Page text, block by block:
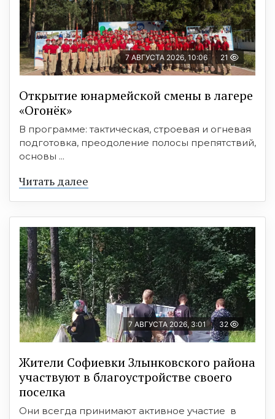
7 АВГУСТА 2026, 10:06 21
Открытие юнармейской смены в лагере
«Огонёк»
В программе: тактическая, строевая и огневая
подготовка, преодоление полосы препятствий,
основы ...
Читать далее
7 АВГУСТА 2026, 3:01 32
Жители Софиевки Злынковского района
участвуют в благоустройстве своего
поселка
Они всегда принимают активное участие в